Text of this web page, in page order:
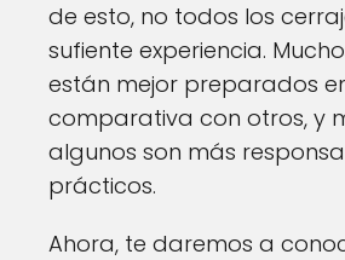
de esto, no todos los
sufiente experiencia.
están mejor preparados
comparativa con otros, y
algunos son más
prácticos.
Ahora, te daremos a